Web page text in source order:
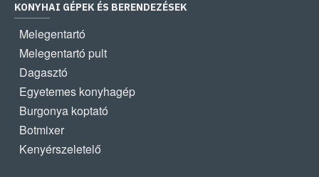
KONYHAI GÉPEK ÉS BERENDEZÉSEK
Melegentartó
Melegentartó pult
Dagasztó
Egyetemes konyhagép
Burgonya koptató
Botmixer
Kenyérszeletelő